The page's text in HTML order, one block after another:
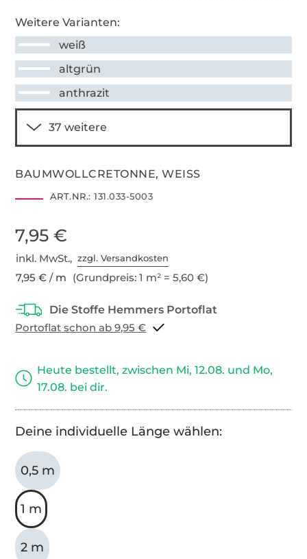
Weitere Varianten:
weiß
altgrün
anthrazit
BAUMWOLLCRETONNE, WEISS
ART.NR.: 131.033-5003
7,95 €
inkl. MwSt.,zzgl. Versandkosten
7,95 € / m (Grundpreis: 1 m² = 5,60 €)
Portoflat schon ab 9,95 €
Heute bestellt, zwischen Mi, 12.08. und Mo,
17.08. bei dir.
Deine individuelle Länge wählen:
0,5 m
1 m
2 m